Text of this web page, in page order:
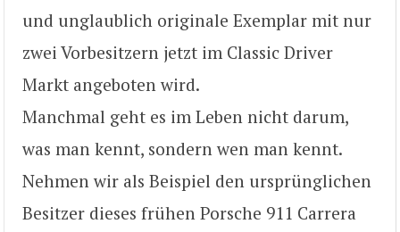
und unglaublich originale Exemplar mit nur
zwei Vorbesitzern jetzt im Classic Driver
Markt angeboten wird.
Manchmal geht es im Leben nicht darum,
was man kennt, sondern wen man kennt.
Nehmen wir als Beispiel den ursprünglichen
Besitzer dieses frühen Porsche 911 Carrera